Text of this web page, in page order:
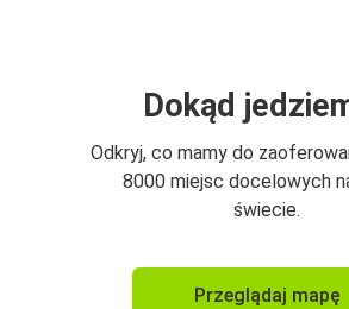
Dokąd
Odkryj, co mamy do
8000 miejsc docelowych
świecie.
Przeglądaj mapę